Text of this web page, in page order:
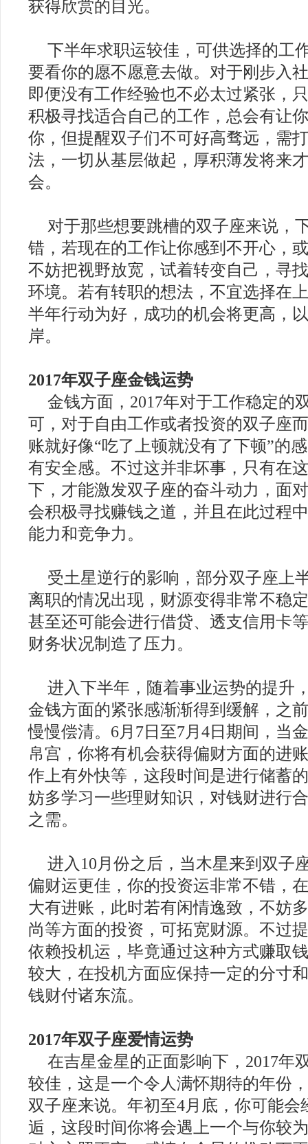
获得欣赏的目光。
下半年求职运较佳，可供选择的工
要看你的愿不愿意去做。对于刚步入
即便没有工作经验也不必太过紧张，
积极寻找适合自己的工作，总会有让
你，但提醒双子们不可好高骛远，需
法，一切从基层做起，厚积薄发将来
会。
对于那些想要跳槽的双子座来说，
错，若现在的工作让你感到不开心，
不妨把视野放宽，试着转变自己，寻
环境。若有转职的想法，不宜选择在
半年行动为好，成功的机会将更高，
岸。
2017年双子座金钱运势
金钱方面，2017年对于工作稳定的
可，对于自由工作或者投资的双子座
账就好像“吃了上顿就没有了下顿”的
有安全感。不过这并非坏事，只有在
下，才能激发双子座的奋斗动力，面
会积极寻找赚钱之道，并且在此过程
能力和竞争力。
受土星逆行的影响，部分双子座上
离职的情况出现，财源变得非常不稳
甚至还可能会进行借贷、透支信用卡
财务状况制造了压力。
进入下半年，随着事业运势的提升
金钱方面的紧张感渐渐得到缓解，之
慢慢偿清。6月7日至7月4日期间，当
帛宫，你将有机会获得偏财方面的进
作上有外快等，这段时间是进行储蓄
妨多学习一些理财知识，对钱财进行
之需。
进入10月份之后，当木星来到双子
偏财运更佳，你的投资运非常不错，
大有进账，此时若有闲情逸致，不妨
尚等方面的投资，可拓宽财源。不过
依赖投机运，毕竟通过这种方式赚取
较大，在投机方面应保持一定的分寸
钱财付诸东流。
2017年双子座爱情运势
在吉星金星的正面影响下，2017年
较佳，这是一个令人满怀期待的年份
双子座来说。年初至4月底，你可能会
逅，这段时间你将会遇上一个与你较